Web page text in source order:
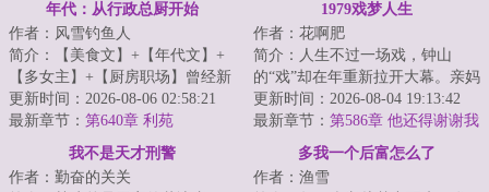
年代：从行政总厨开始
作者：风雪钓鱼人
简介：【美食文】+【年代文】+
【多女主】+【厨房职场】曾经新
式融合菜掌门人陈芝虎重生了。
看着眼前的破...
更新时间：2026-08-06 02:58:21
最新章节： 第640章 利苑
1979戏梦人生
作者：花啊肥
简介：人生不过一场戏，钟山
的“戏”却在年重新拉开大幕。亲妈
葬礼天崩开局，窝囊亲爹千里认
亲，村花有情...
更新时间：2026-08-04 19:13:42
最新章节： 第586章 他还得谢谢我
我不是天才刑警
作者：勤奋的关关
多我一个后富怎么了
作者：渔雪